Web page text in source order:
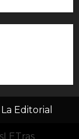
La Editorial